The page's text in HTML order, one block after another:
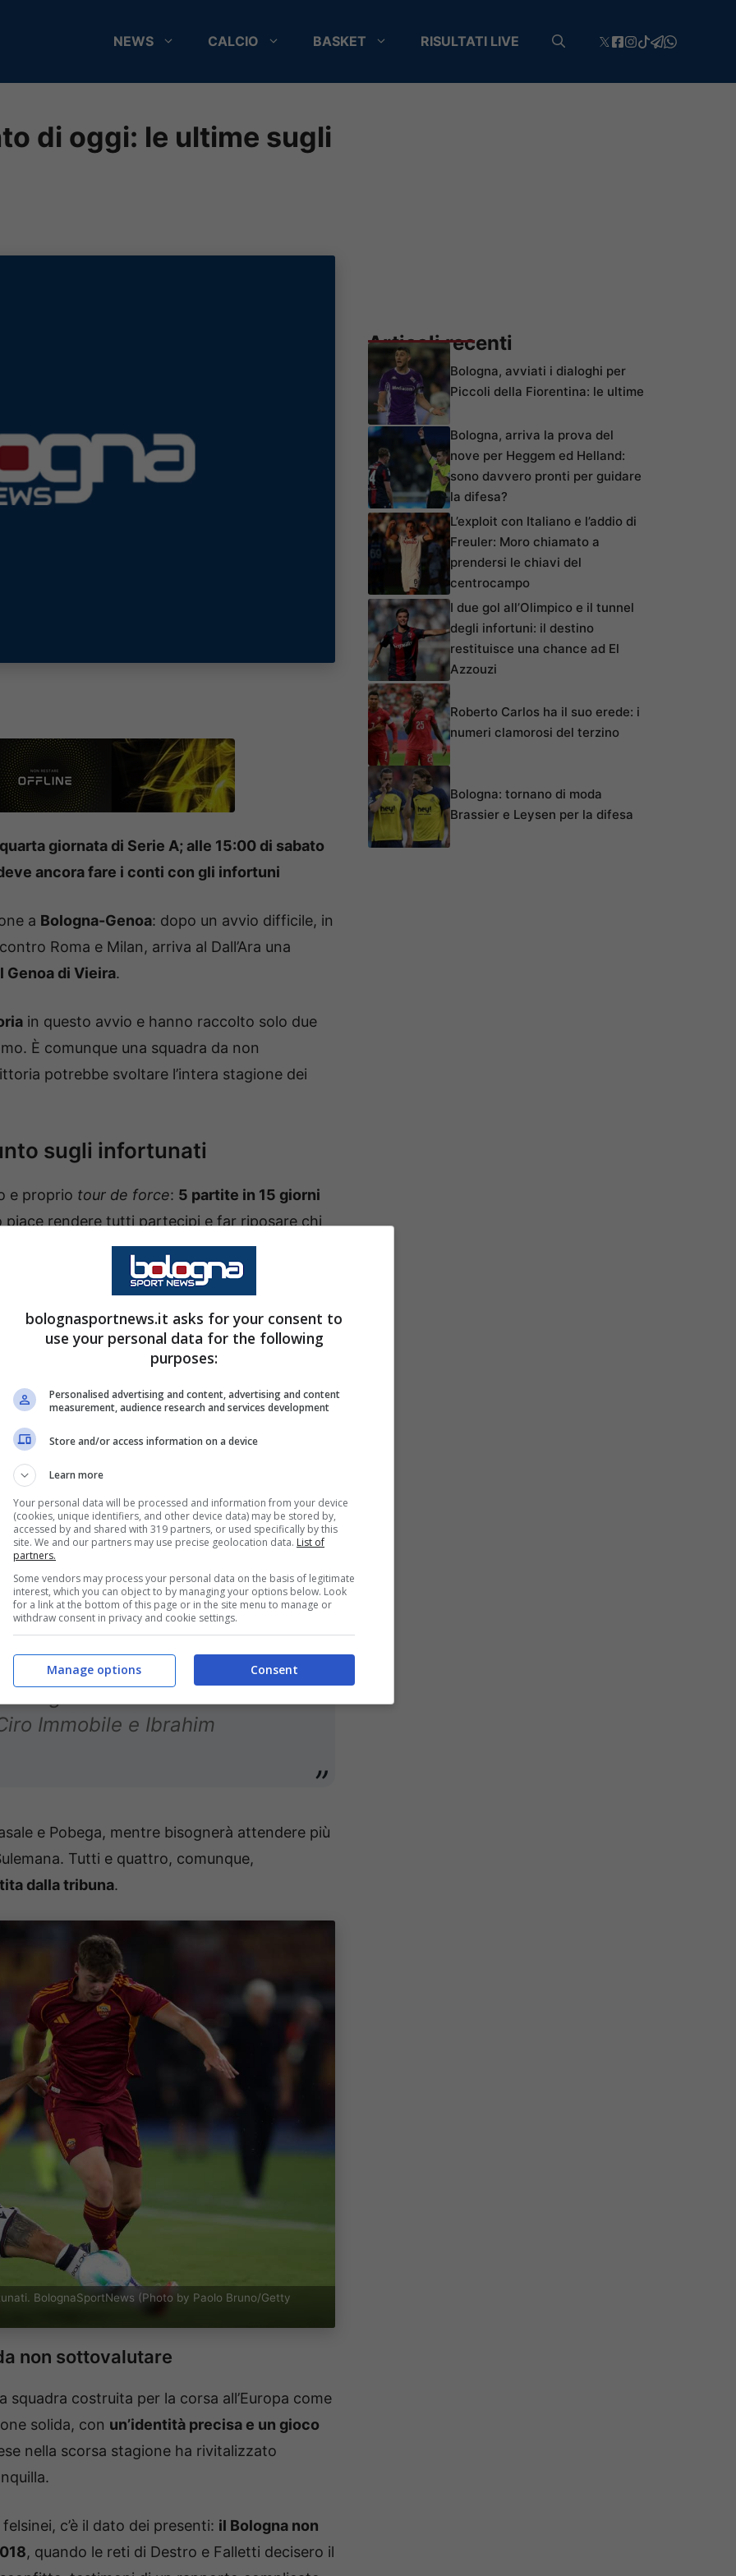
NEWS CALCIO BASKET RISULTATI LIVE
di oggi: le ultime sugli
giornata di Serie A; alle 15:00 di sabato
ancora fare i conti con gli infortuni
a Bologna-Genoa: dopo un avvio difficile, in
Roma e Milan, arriva al Dall’Ara una
Genoa di Vieira.
in questo avvio e hanno raccolto solo due
È comunque una squadra da non
potrebbe svoltare l’intera stagione dei
sugli infortunati
e proprio tour de force: 5 partite in 15 giorni
piace rendere tutti partecipi e far riposare chi
infortunistanno complicando i suoi
lavorato in gruppo, mentre Immobile e
Assenze pesanti, che colpiscono
Ferguson e Moro, sarà difficile fare grandi
tecnico-tattica e concluso con una
del club
dei ragazzi di Vincenzo Italiano
Per i rossoblù attivazione
tattiche e partitella a campo
hanno svolto lavoro
Immobile e Ibrahim
e Pobega, mentre bisognerà attendere più
Tutti e quattro, comunque,
dalla tribuna.
BolognaSportNews (Photo by Paolo Bruno/Getty
non sottovalutare
costruita per la corsa all’Europa come
solida, con un’identità precisa e un gioco
nella scorsa stagione ha rivitalizzato
c’è il dato dei presenti: il Bologna non
, quando le reti di Destro e Falletti decisero il
Articoli recenti
Bologna, avviati i dialoghi per
Piccoli della Fiorentina: le ultime
Bologna, arriva la prova del
nove per Heggem ed Helland:
sono davvero pronti per guidare
la difesa?
L’exploit con Italiano e l’addio di
Freuler: Moro chiamato a
prendersi le chiavi del
centrocampo
I due gol all’Olimpico e il tunnel
degli infortuni: il destino
restituisce una chance ad El
Azzouzi
Roberto Carlos ha il suo erede: i
numeri clamorosi del terzino
Bologna: tornano di moda
Brassier e Leysen per la difesa
bolognasportnews.it asks for your consent to
use your personal data for the following
purposes:
Personalised advertising and content, advertising and content
measurement, audience research and services development
Store and/or access information on a device
Learn more
Your personal data will be processed and information from your device
(cookies, unique identifiers, and other device data) may be stored by,
accessed by and shared with 319 partners, or used specifically by this
site. We and our partners may use precise geolocation data. List of
partners.
Some vendors may process your personal data on the basis of legitimate
interest, which you can object to by managing your options below. Look
for a link at the bottom of this page or in the site menu to manage or
withdraw consent in privacy and cookie settings.
Consent
Manage options